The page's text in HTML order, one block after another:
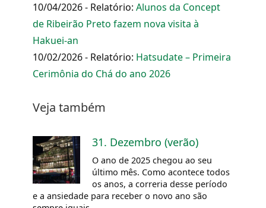
10/04/2026 - Relatório: Alunos da Concept
de Ribeirão Preto fazem nova visita à
Hakuei-an
10/02/2026 - Relatório: Hatsudate – Primeira
Cerimônia do Chá do ano 2026
Veja também
31. Dezembro (verão)
O ano de 2025 chegou ao seu
último mês. Como acontece todos
os anos, a correria desse período
e a ansiedade para receber o novo ano são